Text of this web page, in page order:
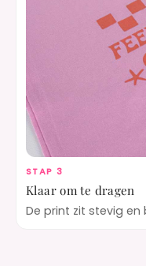
STAP 3
Klaar om te dragen
De print zit stevig